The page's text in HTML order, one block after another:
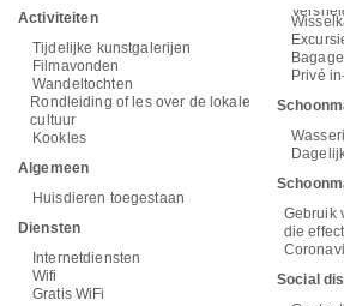
Activiteiten
Tijdelijke kunstgalerijen
Filmavonden
Wandeltochten
Rondleiding of les over de lokale
cultuur
Kookles
Algemeen
Huisdieren toegestaan
Diensten
Internetdiensten
Wifi
Gratis WiFi
Privé
Gebruik
die
Social